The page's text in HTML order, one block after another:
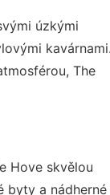
úzkými
The
Hove skvělou
byty a nádherné